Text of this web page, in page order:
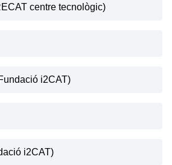
centre tecnològic)
i2CAT)
i2CAT)